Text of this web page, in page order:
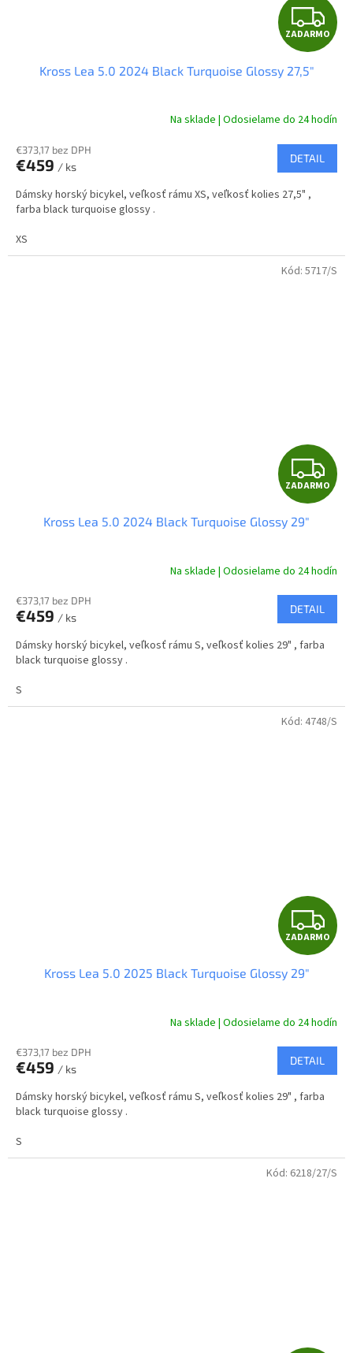
Z
A
A
R
M
ZADARMO
Kross Lea 5.0 2024 Black Turquoise Glossy 27,5"
Na sklade | Odosielame do 24 hodín
€373,17 bez DPH
€459 / ks
DETAIL
Dámsky horský bicykel, veľkosť rámu XS, veľkosť kolies 27,5" ,
farba black turquoise glossy .
XS
Z
A
A
R
M
ZADARMO
Kross Lea 5.0 2024 Black Turquoise Glossy 29"
Na sklade | Odosielame do 24 hodín
€373,17 bez DPH
€459 / ks
DETAIL
Dámsky horský bicykel, veľkosť rámu S, veľkosť kolies 29" , farba
black turquoise glossy .
S
Kód: 5717/S
Z
A
A
R
M
ZADARMO
Kross Lea 5.0 2025 Black Turquoise Glossy 29"
Na sklade | Odosielame do 24 hodín
€373,17 bez DPH
€459 / ks
DETAIL
Dámsky horský bicykel, veľkosť rámu S, veľkosť kolies 29" , farba
black turquoise glossy .
S
Kód: 4748/S
Kód: 6218/27/S